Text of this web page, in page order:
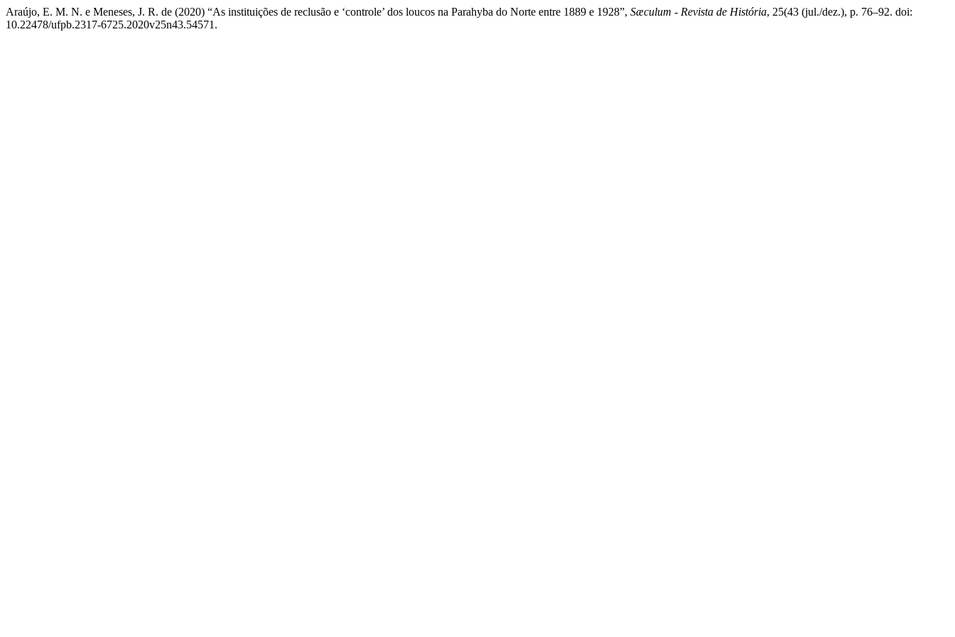
Araújo, E. M. N. e Meneses, J. R. de (2020) “As instituições de reclusão e ‘controle’ dos loucos na Parahyba do Norte entre 1889 e 1928”, Sæculum - Revista de História, 25(43 (jul./dez.), p. 76–92. doi:
10.22478/ufpb.2317-6725.2020v25n43.54571.